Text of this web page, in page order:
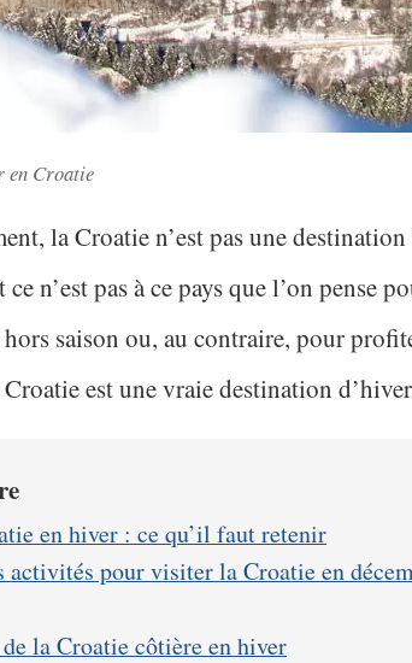
en Croatie
la Croatie n’est pas une
ce n’est pas à ce pays que l’on pense
saison ou, au contraire, pour
est une vraie destination
en hiver : ce qu’il faut retenir
activités pour visiter la Croatie en
la Croatie côtière en hiver